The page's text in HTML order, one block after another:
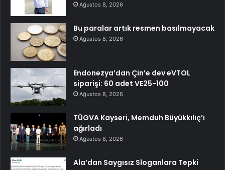
Ağustos 8, 2026
Bu paralar artık resmen basılmayacak
Ağustos 8, 2026
Endonezya’dan Çin’e dev eVTOL
siparişi: 60 adet VE25-100
Ağustos 8, 2026
TÜGVA Kayseri, Memduh Büyükkılıç’ı
ağırladı
Ağustos 8, 2026
Ala’dan Saygısız Sloganlara Tepki